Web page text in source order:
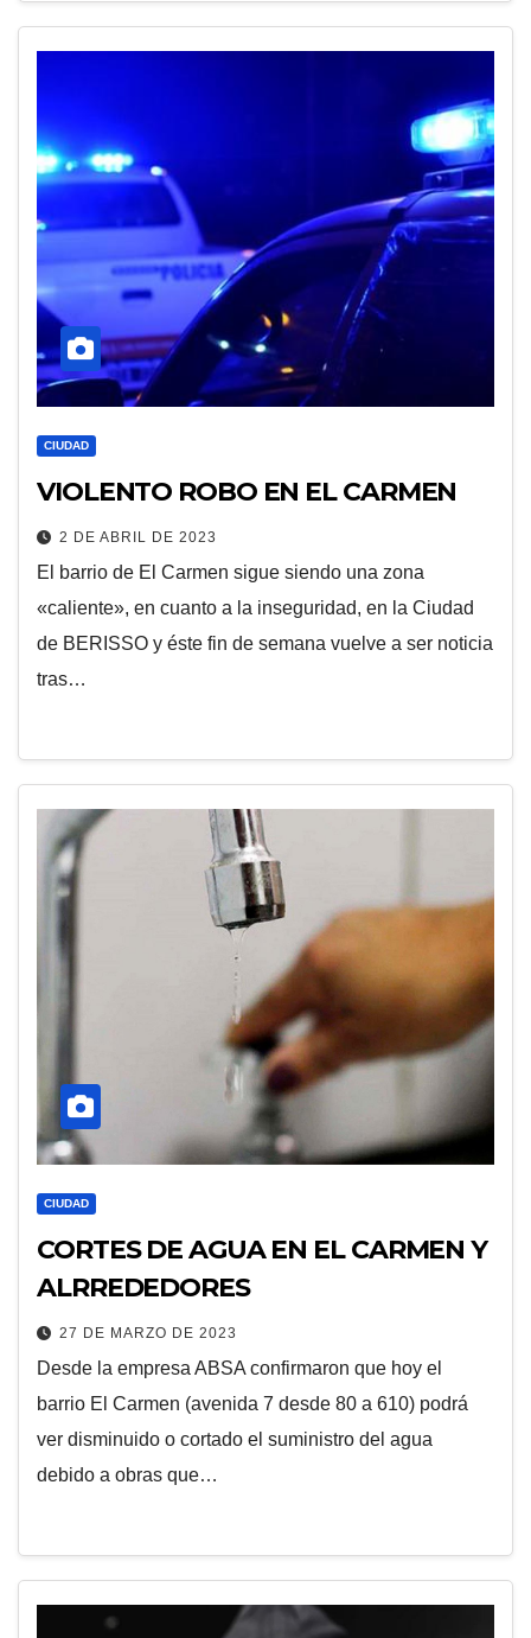
CIUDAD
VIOLENTO ROBO EN EL CARMEN
2 DE ABRIL DE 2023
El barrio de El Carmen sigue siendo una zona
«caliente», en cuanto a la inseguridad, en la Ciudad
de BERISSO y éste fin de semana vuelve a ser noticia
tras…
CIUDAD
CORTES DE AGUA EN EL CARMEN Y
ALRREDEDORES
27 DE MARZO DE 2023
Desde la empresa ABSA confirmaron que hoy el
barrio El Carmen (avenida 7 desde 80 a 610) podrá
ver disminuido o cortado el suministro del agua
debido a obras que…